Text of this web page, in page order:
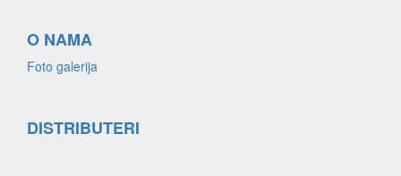
O NAMA
Foto galerija
DISTRIBUTERI